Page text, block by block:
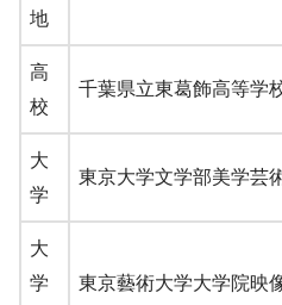
地
高
校
千葉県立東葛飾高等学
大
学
東京大学文学部美学芸
大
学
東京藝術大学大学院映